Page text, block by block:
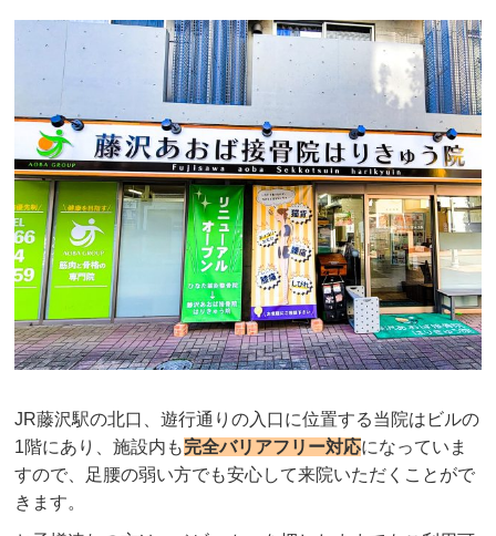
JR藤沢駅の北口、遊行通りの入口に位置する当院はビルの
1階にあり、施設内も完全バリアフリー対応になっていま
すので、足腰の弱い方でも安心して来院いただくことがで
きます。